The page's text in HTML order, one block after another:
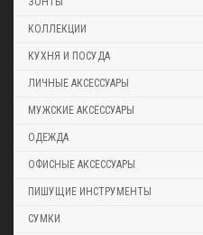
КОЛЛЕКЦИИ
КУХНЯ И ПОСУДА
ЛИЧНЫЕ АКСЕССУАРЫ
МУЖСКИЕ АКСЕССУАРЫ
ОДЕЖДА
ОФИСНЫЕ АКСЕССУАРЫ
ПИШУЩИЕ ИНСТРУМЕНТЫ
СУМКИ